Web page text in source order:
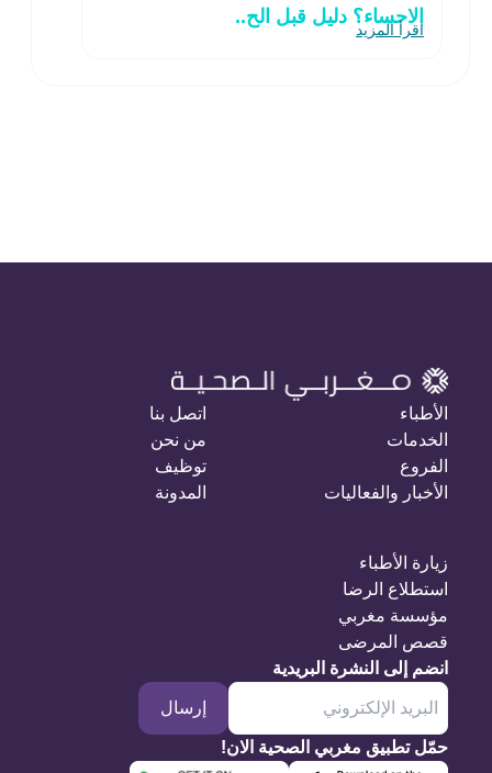
الاحساء؟ دليل قبل الح..
اقرأ المزيد
الأطباء
الخدمات
الفروع
الأخبار والفعاليات
اتصل بنا
من نحن
توظيف
المدونة
زيارة الأطباء
استطلاع الرضا
مؤسسة مغربي
قصص المرضى
انضم إلى النشرة البريدية
إرسال
حمّل تطبيق مغربي الصحية الان!